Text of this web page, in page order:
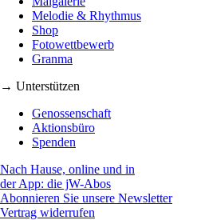
Melodie & Rhythmus
Shop
Fotowettbewerb
Granma
→ Unterstützen
Genossenschaft
Aktionsbüro
Spenden
Nach Hause, online und in
der App: die jW-Abos
Abonnieren Sie unsere Newsletter
Vertrag widerrufen